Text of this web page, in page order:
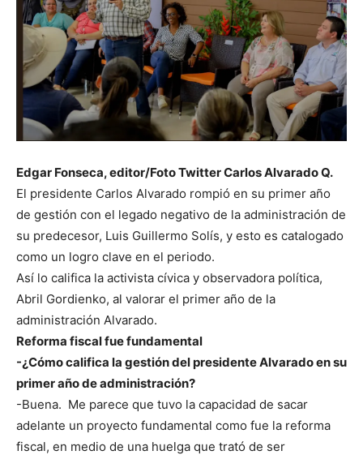
Edgar Fonseca, editor/Foto Twitter Carlos Alvarado Q.
El presidente Carlos Alvarado rompió en su primer año
de gestión con el legado negativo de la administración de
su predecesor, Luis Guillermo Solís, y esto es catalogado
como un logro clave en el periodo.
Así lo califica la activista cívica y observadora política,
Abril Gordienko, al valorar el primer año de la
administración Alvarado.
Reforma fiscal fue fundamental
-¿Cómo califica la gestión del presidente Alvarado en su
primer año de administración?
-Buena. Me parece que tuvo la capacidad de sacar
adelante un proyecto fundamental como fue la reforma
fiscal, en medio de una huelga que trató de ser